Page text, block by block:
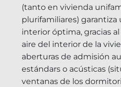
(tanto en vivienda
plurifamiliares) garantiza
interior óptima, gracias
aire del interior de la
aberturas de admisión
estándars o acústicas
ventanas de los